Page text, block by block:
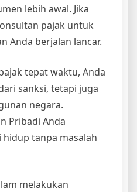
lebih awal. Jika
pajak untuk
Anda berjalan lancar.
tepat waktu, Anda
sanksi, tetapi juga
negara.
Pribadi Anda
tanpa masalah
melakukan